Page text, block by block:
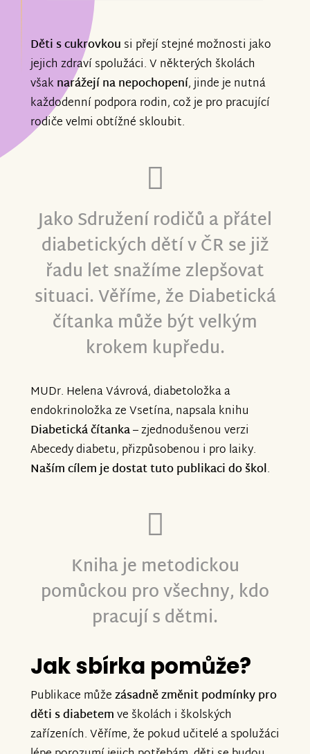
Věříme, že se podaří zlepšit situaci dětí i
jejich rodičů.
Moc Vám děkujeme, bez Vás by to nešlo.
Moc si vážíme Vaší pomoci. Také byly
krásné Vaše vzkazy, ty jsou velkým
Věřte, že i nadále budeme pracovat nad
tom, jak dětem - diabetikům ulehčit
život.
S pozdravem
Zdeňka StaňkovápředsedkyněSdružení
Děti s cukrovkou si přejí stejné možnosti jako
jejich zdraví spolužáci. V některých školách
však narážejí na nepochopení, jinde je nutná
každodenní podpora rodin, což je pro pracující
rodiče velmi obtížné skloubit.
Jako Sdružení rodičů a přátel
diabetických dětí v ČR se již
řadu let snažíme zlepšovat
situaci. Věříme, že Diabetická
čítanka může být velkým
krokem kupředu.
MUDr. Helena Vávrová, diabetoložka a
endokrinoložka ze Vsetína, napsala knihu
Diabetická čítanka– zjednodušenou verzi
Abecedy diabetu, přizpůsobenou i pro laiky.
Naším cílem je dostat tuto publikaci do škol.
Kniha je metodickou
pomůckou pro všechny, kdo
pracují s dětmi.
Jak sbírka pomůže?
Publikace můžezásadně změnit podmínky pro
děti s diabetemve školách i školských
zařízeních. Věříme, že pokud učitelé a spolužáci